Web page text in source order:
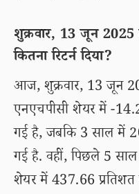
शुक्रवार, 13 जून
कितना रिटर्न दिया?
आज, शुक्रवार, 13 जून
एनएचपीसी शेयर में -
गई है, जबकि 3 साल में
गई है. वहीं, पिछले 5
शेयर में 437.66